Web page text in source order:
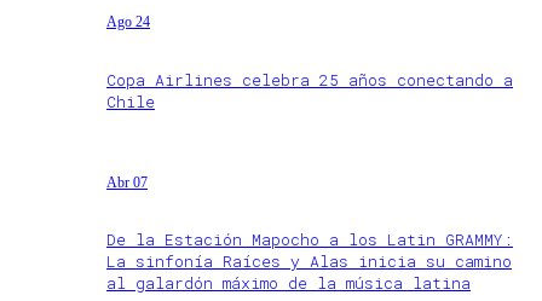
Ago 24
Copa Airlines celebra 25 años conectando a
Chile
Abr 07
De la Estación Mapocho a los Latin GRAMMY:
La sinfonía Raíces y Alas inicia su camino
al galardón máximo de la música latina